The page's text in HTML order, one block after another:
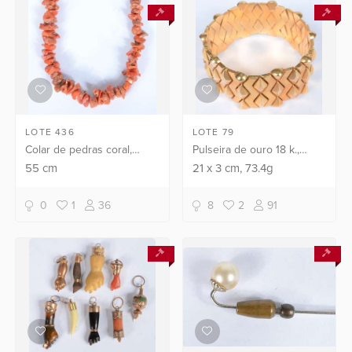
LOTE 436
Colar de pedras coral,
fecho boia de ouro 18 k.
55cm
0 1 36
LOTE 79
Pulseira de ouro 18 k.,
contraste 750 mls. (Por
peça não se encontra
naloja).
21 x3 cm, 73.4g
8 2 91